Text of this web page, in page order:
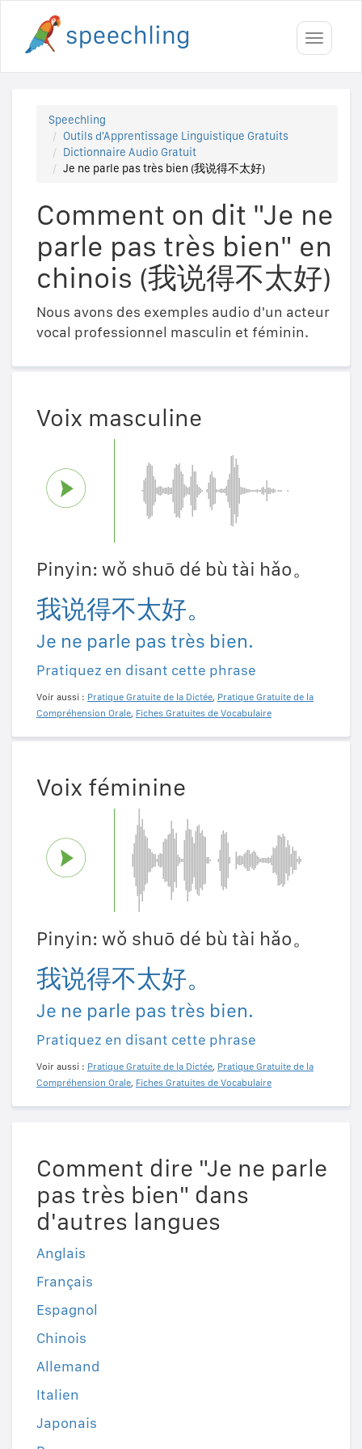
Toggle
Speechling
Outils d'Apprentissage Linguistique Gratuits
Dictionnaire Audio Gratuit
Je ne parle pas très bien (我说得不太好)
Comment on dit "Je ne
parle pas très bien" en
chinois (我说得不太好)
Nous avons des exemples audio d'un acteur
vocal professionnel masculin et féminin.
Voix masculine
Pinyin: wǒ shuō dé bù tài hǎo。
我说得不太好。
Je ne parle pas très bien.
Pratiquez en disant cette phrase
Voir aussi : Pratique Gratuite de la Dictée, Pratique Gratuite de la
Compréhension Orale, Fiches Gratuites de Vocabulaire
Voix féminine
Pinyin: wǒ shuō dé bù tài hǎo。
我说得不太好。
Je ne parle pas très bien.
Pratiquez en disant cette phrase
Voir aussi : Pratique Gratuite de la Dictée, Pratique Gratuite de la
Compréhension Orale, Fiches Gratuites de Vocabulaire
Comment dire "Je ne parle
pas très bien" dans
d'autres langues
Anglais
Français
Espagnol
Chinois
Allemand
Italien
Japonais